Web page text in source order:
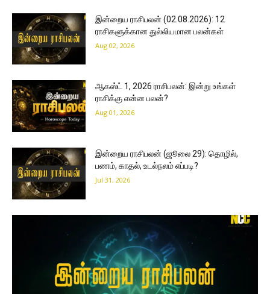
இன்றைய ராசிபலன் (02.08.2026): 12
ராசிகளுக்கான துல்லியமான பலன்கள்
Aug 02, 2026
ஆகஸ்ட் 1, 2026 ராசிபலன்: இன்று உங்கள்
ராசிக்கு என்ன பலன்?
Aug 01, 2026
இன்றைய ராசிபலன் (ஜூலை 29): தொழில்,
பணம், காதல், உடல்நலம் எப்படி?
Jul 31, 2026